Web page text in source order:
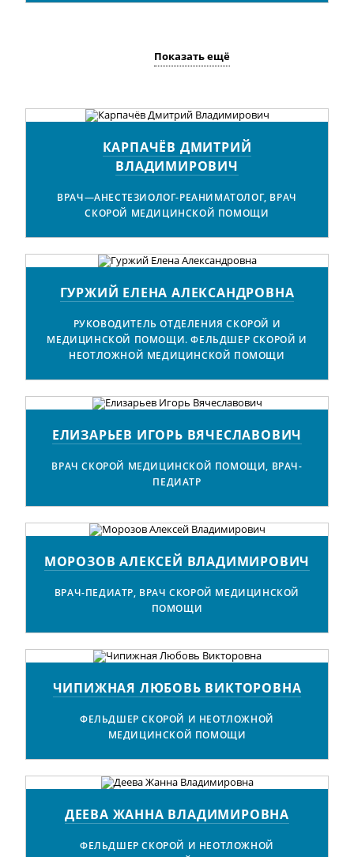
Показать ещё
КАРПАЧЁВ ДМИТРИЙ
ВЛАДИМИРОВИЧ
ВРАЧ—АНЕСТЕЗИОЛОГ-РЕАНИМАТОЛОГ, ВРАЧ
СКОРОЙ МЕДИЦИНСКОЙ ПОМОЩИ
ГУРЖИЙ ЕЛЕНА АЛЕКСАНДРОВНА
РУКОВОДИТЕЛЬ ОТДЕЛЕНИЯ СКОРОЙ И
МЕДИЦИНСКОЙ ПОМОЩИ. ФЕЛЬДШЕР СКОРОЙ И
НЕОТЛОЖНОЙ МЕДИЦИНСКОЙ ПОМОЩИ
ЕЛИЗАРЬЕВ ИГОРЬ ВЯЧЕСЛАВОВИЧ
ВРАЧ СКОРОЙ МЕДИЦИНСКОЙ ПОМОЩИ, ВРАЧ-
ПЕДИАТР
МОРОЗОВ АЛЕКСЕЙ ВЛАДИМИРОВИЧ
ВРАЧ-ПЕДИАТР, ВРАЧ СКОРОЙ МЕДИЦИНСКОЙ
ПОМОЩИ
ЧИПИЖНАЯ ЛЮБОВЬ ВИКТОРОВНА
ФЕЛЬДШЕР СКОРОЙ И НЕОТЛОЖНОЙ
МЕДИЦИНСКОЙ ПОМОЩИ
ДЕЕВА ЖАННА ВЛАДИМИРОВНА
ФЕЛЬДШЕР СКОРОЙ И НЕОТЛОЖНОЙ